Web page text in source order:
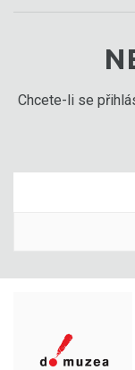
Chcete-li se